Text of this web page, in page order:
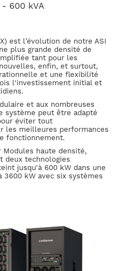
- 600 kVA
est l’évolution de notre ASI
plus grande densité de
tant pour les
enfin, et surtout,
et une flexibilité
l'investissement initial et
et aux nombreuses
système peut être adapté
éviter tout
les meilleures performances
fonctionnement.
Modules haute densité,
deux technologies
jusqu'à 600 kW dans une
3600 kW avec six systèmes